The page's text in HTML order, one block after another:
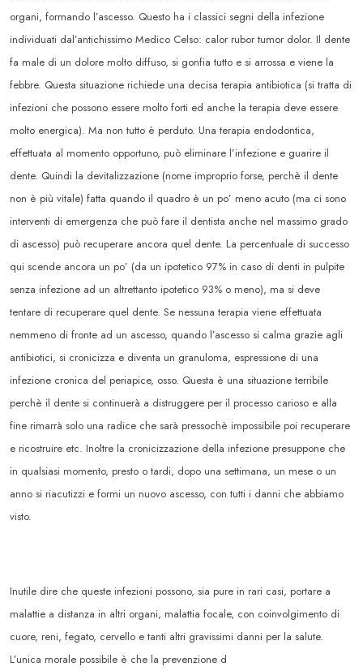
organi, formando l’ascesso. Questo ha i classici segni della infezione
individuati dal’antichissimo Medico Celso: calor rubor tumor dolor. Il dente
fa male di un dolore molto diffuso, si gonfia tutto e si arrossa e viene la
febbre. Questa situazione richiede una decisa terapia antibiotica (si tratta di
infezioni che possono essere molto forti ed anche la terapia deve essere
molto energica). Ma non tutto è perduto. Una terapia endodontica,
effettuata al momento opportuno, può eliminare l’infezione e guarire il
dente. Quindi la devitalizzazione (nome improprio forse, perchè il dente
non è più vitale) fatta quando il quadro è un po’ meno acuto (ma ci sono
interventi di emergenza che può fare il dentista anche nel massimo grado
di ascesso) può recuperare ancora quel dente. La percentuale di successo
qui scende ancora un po’ (da un ipotetico 97% in caso di denti in pulpite
senza infezione ad un altrettanto ipotetico 93% o meno), ma si deve
tentare di recuperare quel dente. Se nessuna terapia viene effettuata
nemmeno di fronte ad un ascesso, quando l’ascesso si calma grazie agli
antibiotici, si cronicizza e diventa un granuloma, espressione di una
infezione cronica del periapice, osso. Questa è una situazione terribile
perchè il dente si continuerà a distruggere per il processo carioso e alla
fine rimarrà solo una radice che sarà pressochè impossibile poi recuperare
e ricostruire etc. Inoltre la cronicizzazione della infezione presuppone che
in qualsiasi momento, presto o tardi, dopo una settimana, un mese o un
anno si riacutizzi e formi un nuovo ascesso, con tutti i danni che abbiamo
visto.
Inutile dire che queste infezioni possono, sia pure in rari casi, portare a
malattie a distanza in altri organi, malattia focale, con coinvolgimento di
cuore, reni, fegato, cervello e tanti altri gravissimi danni per la salute.
L’unica morale possibile è che la prevenzione d